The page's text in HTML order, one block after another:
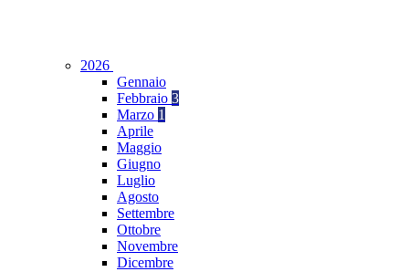
2026
Gennaio
Febbraio 3
Marzo 1
Aprile
Maggio
Giugno
Luglio
Agosto
Settembre
Ottobre
Novembre
Dicembre